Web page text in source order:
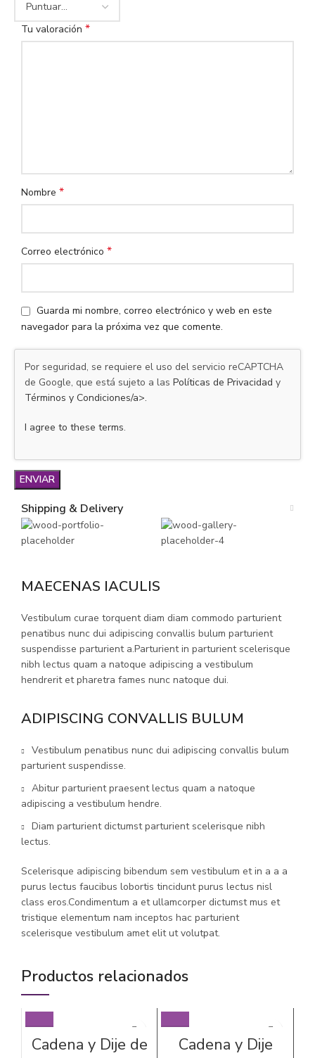
Tu valoración *
Nombre *
Correo electrónico *
Guarda mi nombre, correo electrónico y web en este
navegador para la próxima vez que comente.
Por seguridad, se requiere el uso del servicio reCAPTCHA
de Google, que está sujeto a las Políticas de Privacidad y
Términos y Condiciones/a>.
I agree to these terms.
Shipping & Delivery
MAECENAS IACULIS
Vestibulum curae torquent diam diam commodo parturient
penatibus nunc dui adipiscing convallis bulum parturient
suspendisse parturient a.Parturient in parturient scelerisque
nibh lectus quam a natoque adipiscing a vestibulum
hendrerit et pharetra fames nunc natoque dui.
ADIPISCING CONVALLIS BULUM
Vestibulum penatibus nunc dui adipiscing convallis bulum
parturient suspendisse.
Abitur parturient praesent lectus quam a natoque
adipiscing a vestibulum hendre.
Diam parturient dictumst parturient scelerisque nibh
lectus.
Scelerisque adipiscing bibendum sem vestibulum et in a a a
purus lectus faucibus lobortis tincidunt purus lectus nisl
class eros.Condimentum a et ullamcorper dictumst mus et
tristique elementum nam inceptos hac parturient
scelerisque vestibulum amet elit ut volutpat.
Productos relacionados
Cadena y Dije de
Cadena y Dije